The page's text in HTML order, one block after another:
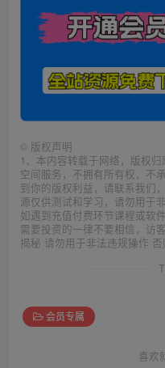
© 版权声明
1、本内容转载于网络，版权
空间服务，不拥有所有权，不
到你的版权利益，请联系我们
源仅供测试和学习，请勿用于
如遇到充值付费环节课程或软
需要投资的一律不要相信，访
揭秘 请勿用于非法违规操作
会员专属
喜欢